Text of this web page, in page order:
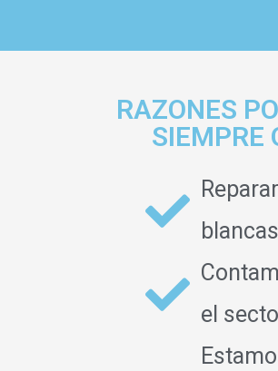
RAZONES
SIEMPRE
blancas
el